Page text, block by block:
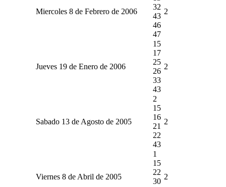
Miercoles 8 de Febrero de 2006
32
43
46
47
2
Jueves 19 de Enero de 2006
15
17
25
26
33
43
2
Sabado 13 de Agosto de 2005
2
15
16
21
22
43
2
Viernes 8 de Abril de 2005
1
15
22
30
2